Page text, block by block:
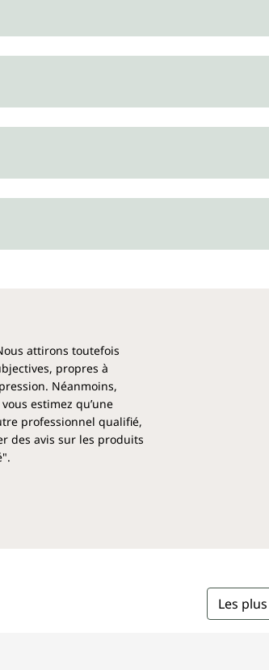
attirons toutefois
propres à
Néanmoins,
estimez qu’une
professionnel qualifié,
des avis sur les produits